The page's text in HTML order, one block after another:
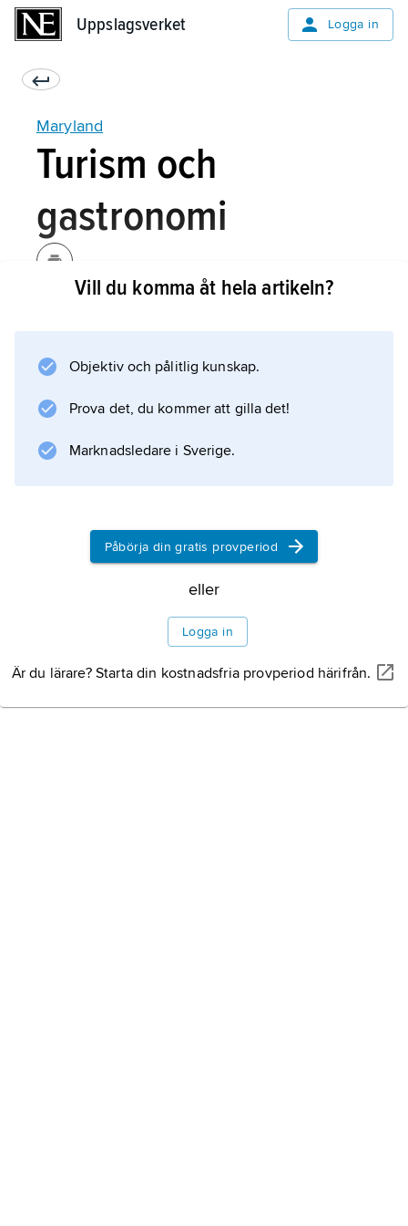
Uppslagsverket Logga in
Maryland
Turism och
gastronomi
Chesapeake Bay
. Där landsteg 1634 de första 250 engelska
kolonisterna och anlade Saint Mary’s City, som
Vill du komma åt hela artikeln?
Objektiv och pålitlig kunskap.
Prova det, du kommer att gilla det!
Marknadsledare i Sverige.
Påbörja din gratis provperiod
eller
Logga in
Är du lärare? Starta din kostnadsfria provperiod härifrån.